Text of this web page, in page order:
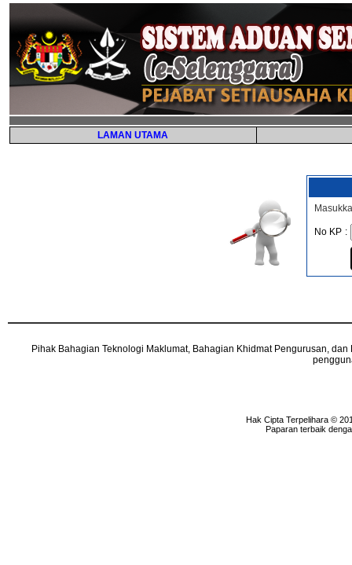
LAMAN UTAMA
No KP :
Pihak Bahagian Teknologi Maklumat, Bahagian Khidmat Pengurusan, dan
Hak Cipta Terpelihara ©
Paparan terbaik